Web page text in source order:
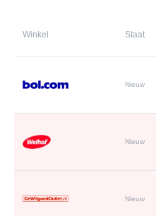
Winkel Staat
Nieuw
Nieuw
Nieuw